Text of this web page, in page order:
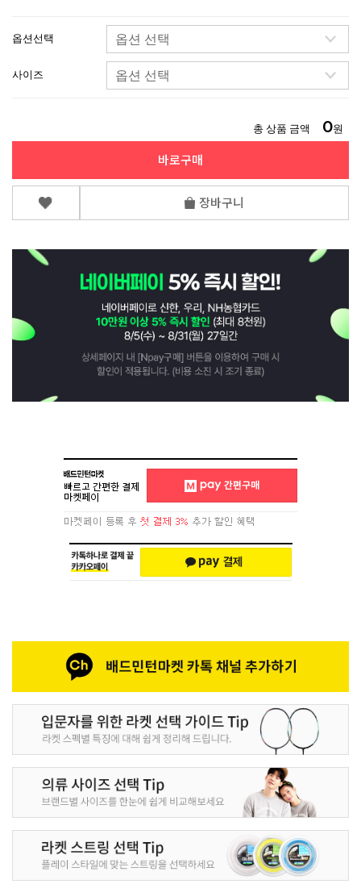
옵션선택
사이즈
총 상품 금액 0원
바로구매
장바구니